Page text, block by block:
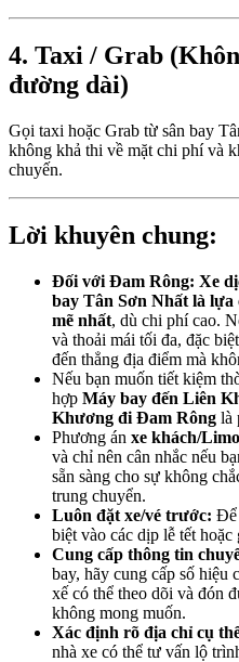
4. Taxi / Grab
đường dài)
Gọi taxi hoặc Grab từ sân bay
không khả thi về mặt chi phí và
chuyến.
Lời khuyên chung:
Đối với Đam Rông: Xe
bay Tân Sơn Nhất là
mẽ nhất, dù chi phí cao.
và thoải mái tối đa, đặc
đến thẳng địa điểm mà
Nếu bạn muốn tiết kiệm
hợp Máy bay đến Liên
Khương đi Đam Rông là
Phương án xe khách/
và chỉ nên cân nhắc nếu
sẵn sàng cho sự không
trung chuyển.
Luôn đặt xe/vé trước: Để
biệt vào các dịp lễ tết hoặc
Cung cấp thông tin
bay, hãy cung cấp số hiệu
xế có thể theo dõi và đón
không mong muốn.
Xác định rõ địa chỉ cụ
nhà xe có thể tư vấn lộ